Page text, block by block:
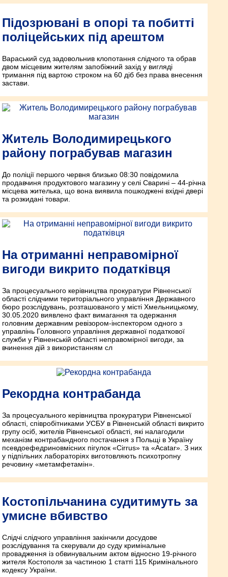
Підозрювані в опорі та побитті
поліцейських під арештом
Вараський суд задовольнив клопотання слідчого та обрав
двом місцевим жителям запобіжний захід у вигляді
тримання під вартою строком на 60 діб без права внесення
застави.
Житель Володимирецького
району пограбував магазин
До поліції першого червня близько 08:30 повідомила
продавчиня продуктового магазину у селі Сварині – 44-річна
місцева жителька, що вона виявила пошкоджені вхідні двері
та розкидані товари.
На отриманні неправомірної
вигоди викрито податківця
За процесуального керівництва прокуратури Рівненської
області слідчими територіального управління Державного
бюро розслідувань, розташованого у місті Хмельницькому,
30.05.2020 виявлено факт вимагання та одержання
головним державним ревізором-інспектором одного з
управлінь Головного управління державної податкової
служби у Рівненській області неправомірної вигоди, за
вчинення дій з використанням сл
Рекордна контрабанда
За процесуального керівництва прокуратури Рівненської
області, співробітниками УСБУ в Рівненській області викрито
групу осіб, жителів Рівненської області, які налагодили
механізм контрабандного постачання з Польщі в Україну
псевдоефедриновмісних пігулок «Cirrus» та «Acatar». З них
у підпільних лабораторіях виготовляють психотропну
речовину «метамфетамін».
Костопільчанина судитимуть за
умисне вбивство
Слідчі слідчого управління закінчили досудове
розслідування та скерували до суду кримінальне
провадження із обвинувальним актом відносно 19-річного
жителя Костополя за частиною 1 статті 115 Кримінального
кодексу України.